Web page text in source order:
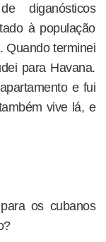
diganósticos
à população
Quando terminei
para Havana.
e fui
vive lá, e
os cubanos